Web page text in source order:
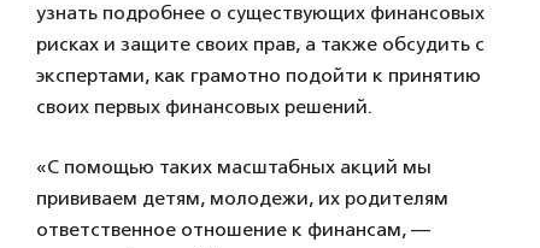
узнать подробнее о существующих финансовых
рисках и защите своих прав, а также обсудить с
экспертами, как грамотно подойти к принятию
своих первых финансовых решений.
«С помощью таких масштабных акций мы
прививаем детям, молодежи, их родителям
ответственное отношение к финансам, —